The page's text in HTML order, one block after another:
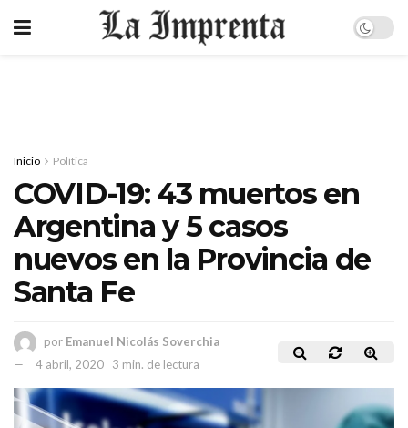
Inicio Política
COVID-19: 43 muertos en
Argentina y 5 casos
nuevos en la Provincia de
Santa Fe
por Emanuel Nicolás Soverchia
4 abril, 2020
3 min. de lectura